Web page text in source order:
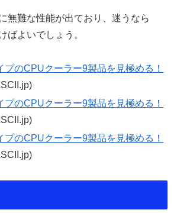
無難な性能が出ており、迷うなら
ばよいでしょう。
プのCPUクーラー9製品を見極める！
プのCPUクーラー9製品を見極める！
プのCPUクーラー9製品を見極める！